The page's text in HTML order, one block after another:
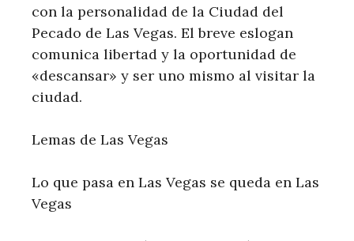
con la personalidad de la Ciudad del
Pecado de Las Vegas. El breve eslogan
comunica libertad y la oportunidad de
«descansar» y ser uno mismo al visitar la
ciudad.
Lemas de Las Vegas
Lo que pasa en Las Vegas se queda en Las
Vegas